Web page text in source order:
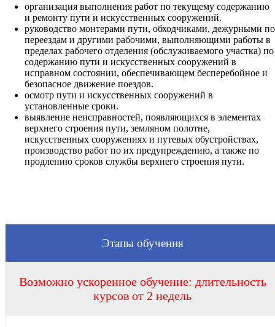
организация выполнения работ по текущему содержанию
и ремонту пути и искусственных сооружений.
руководство монтерами пути, обходчиками, дежурными по
переездам и другими рабочими, выполняющими работы в
пределах рабочего отделения (обслуживаемого участка) по
содержанию пути и искусственных сооружений в
исправном состоянии, обеспечивающем бесперебойное и
безопасное движение поездов.
осмотр пути и искусственных сооружений в
установленные сроки.
выявление неисправностей, появляющихся в элементах
верхнего строения пути, земляном полотне,
искусственных сооружениях и путевых обустройствах,
производство работ по их предупреждению, а также по
продлению сроков службы верхнего строения пути.
Этапы обучения
Возможно ускоренное обучение: длительность
курсов от 2 недель